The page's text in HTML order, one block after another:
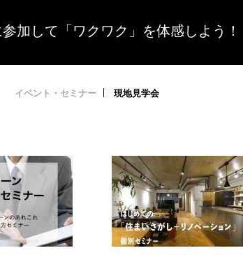
加して「ワクワク」を体感しよう！
イベント・セミナー 現地見学会